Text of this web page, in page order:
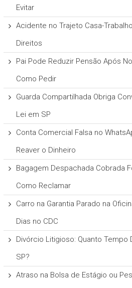
Evitar
Acidente no Trajeto Casa-
Direitos
Pai Pode Reduzir Pensão Após
Como Pedir
Guarda Compartilhada Obriga
Lei em SP
Conta Comercial Falsa no
Reaver o Dinheiro
Bagagem Despachada Cobrada
Como Reclamar
Carro na Garantia Parado na
Dias no CDC
Divórcio Litigioso: Quanto Tempo
SP?
Atraso na Bolsa de Estágio ou